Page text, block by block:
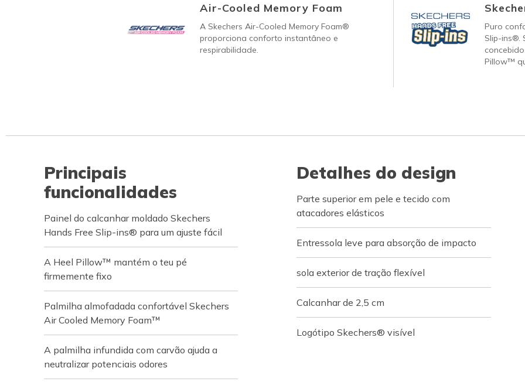
Air-Cooled Memory Foam
A Skechers Air-Cooled Memory Foam®
proporciona conforto instantâneo e
respirabilidade.
Puro
Slip-ins®.
Pillow™
Principais
funcionalidades
Painel do calcanhar moldado Skechers
Hands Free Slip-ins® para um ajuste fácil
A Heel Pillow™ mantém o teu pé
firmemente fixo
Palmilha almofadada confortável Skechers
Air Cooled Memory Foam™
A palmilha infundida com carvão ajuda a
neutralizar potenciais odores
Detalhes do design
Parte superior em pele e tecido com
atacadores elásticos
Entressola leve para absorção de impacto
sola exterior de tração flexível
Calcanhar de 2,5 cm
Logótipo Skechers® visível